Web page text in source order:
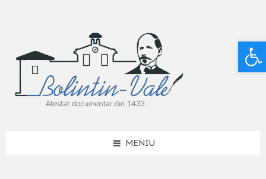
MENIU
Deschide bara de unelte